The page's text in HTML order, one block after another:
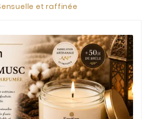
et raffinée